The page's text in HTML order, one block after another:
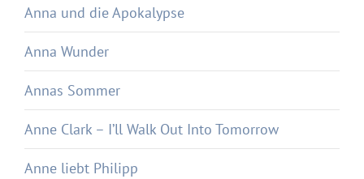
Anna und die Apokalypse
Anna Wunder
Annas Sommer
Anne Clark – I’ll Walk Out Into Tomorrow
Anne liebt Philipp